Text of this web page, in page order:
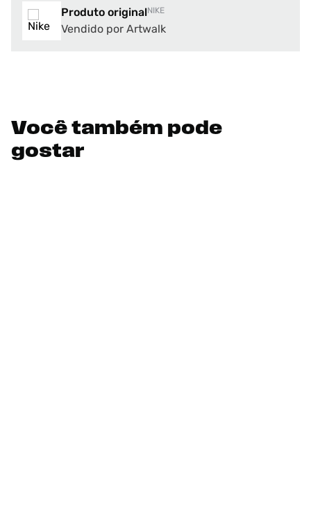
Produto originalNIKE
Vendido por Artwalk
Você também pode
gostar